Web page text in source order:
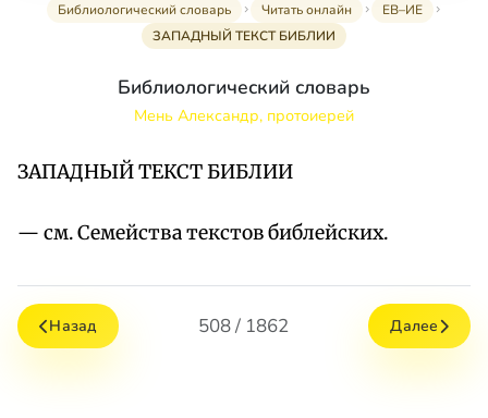
Библиологический словарь Читать онлайн
ЕВ–ИЕ
ЗАПАДНЫЙ ТЕКСТ БИБЛИИ
Библиологический словарь
Мень Александр, протоиерей
ЗАПАДНЫЙ ТЕКСТ БИБЛИИ
— см. Семейства текстов библейских.
Назад 508 / 1862 Далее